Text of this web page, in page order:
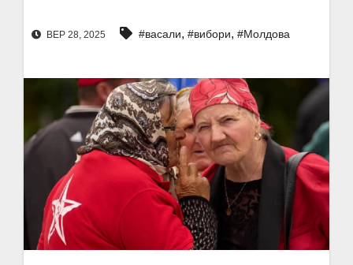
ВЕР 28, 2025 #васали, #вибори, #Молдова